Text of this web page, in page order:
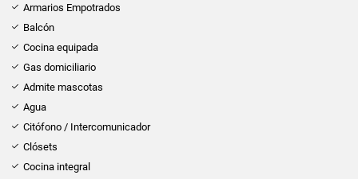
Armarios Empotrados
Balcón
Cocina equipada
Gas domiciliario
Admite mascotas
Agua
Citófono / Intercomunicador
Clósets
Cocina integral